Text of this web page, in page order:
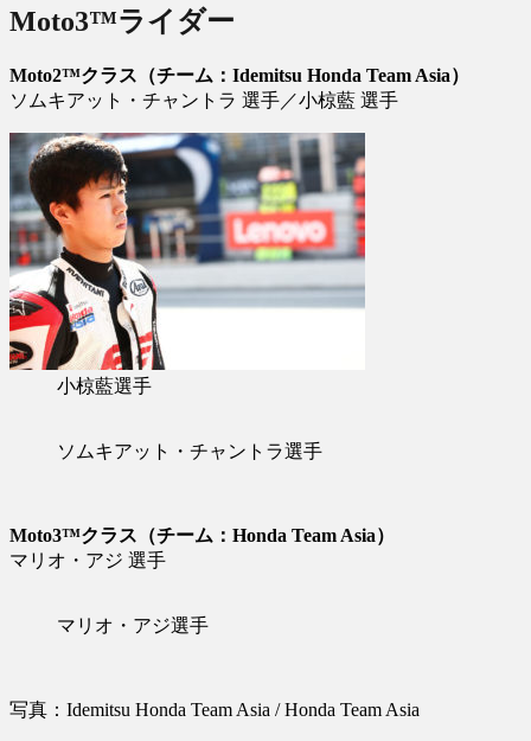
Moto3™ライダー
Moto2™クラス（チーム：Idemitsu Honda Team Asia）
ソムキアット・チャントラ 選手／小椋藍 選手
小椋藍選手
ソムキアット・チャントラ選手
Moto3™クラス（チーム：Honda Team Asia）
マリオ・アジ 選手
マリオ・アジ選手
写真：Idemitsu Honda Team Asia / Honda Team Asia